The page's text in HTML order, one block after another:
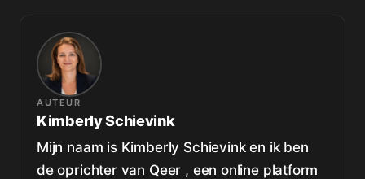
AUTEUR
Kimberly Schievink
Mijn naam is Kimberly Schievink en ik ben
de oprichter van Qeer , een online platform